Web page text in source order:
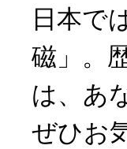
日本で
磁」。
は、あ
ぜひお